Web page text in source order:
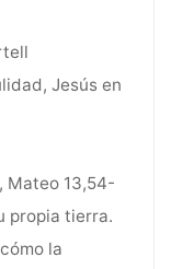
Jesús en
Mateo 13,54-
propia tierra.
la